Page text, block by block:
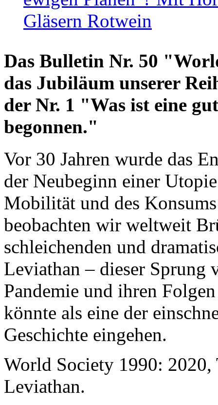
Gläsern Rotwein
Das Bulletin Nr. 50
das Jubiläum unserer
der Nr. 1 "Was ist eine
begonnen."
Vor 30 Jahren wurde das
der Neubeginn einer
Mobilität und des
beobachten wir weltweit
schleichenden und
Leviathan – dieser Sprung
Pandemie und ihren
könnte als eine der
Geschichte eingehen.
World Society 1990: 2020,
Leviathan.